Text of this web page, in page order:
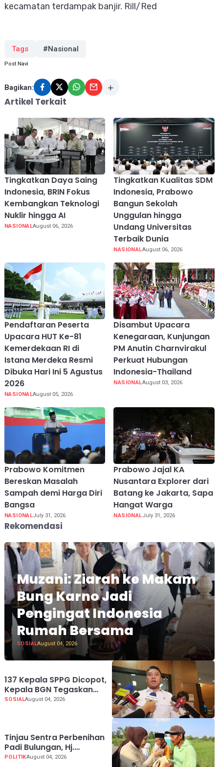
kecamatan terdampak banjir. Rill/Red
Tags #Nasional
Post Navi
Bagikan:
Artikel Terkait
Tingkatkan Daya Saing
Indonesia, BRIN Fokus
Kembangkan Teknologi
Nuklir hingga AI
NASIONALAugust 06, 2026
Tingkatkan Kualitas SDM
Indonesia, Prabowo
Bangun Sekolah
Unggulan hingga
Undang Universitas
Terbaik Dunia
NASIONALAugust 06, 2026
Pendaftaran Peserta
Upacara HUT Ke-81
Kemerdekaan RI di
Istana Merdeka Resmi
Dibuka Hari Ini 5 Agustus
2026
NASIONALAugust 05, 2026
Disambut Upacara
Kenegaraan, Kunjungan
PM Anutin Charnvirakul
Perkuat Hubungan
Indonesia-Thailand
NASIONALAugust 03, 2026
Prabowo Komitmen
Bereskan Masalah
Sampah demi Harga Diri
Bangsa
NASIONALJuly 31, 2026
Prabowo Jajal KA
Nusantara Explorer dari
Batang ke Jakarta, Sapa
Hangat Warga
NASIONALJuly 31, 2026
Rekomendasi
Muzani: Ziarah ke Makam
Bung Karno Jadi
Pengingat Indonesia
Rumah Bersama
SOSIALAugust 04, 2026
137 Kepala SPPG Dicopot,
Kepala BGN Tegaskan
Zero Tolerance Kasus
SOSIALAugust 04, 2026
Tinjau Sentra Perbenihan
Padi Bulungan, Hj.
Rahmawati: Program
POLITIKAugust 04, 2026